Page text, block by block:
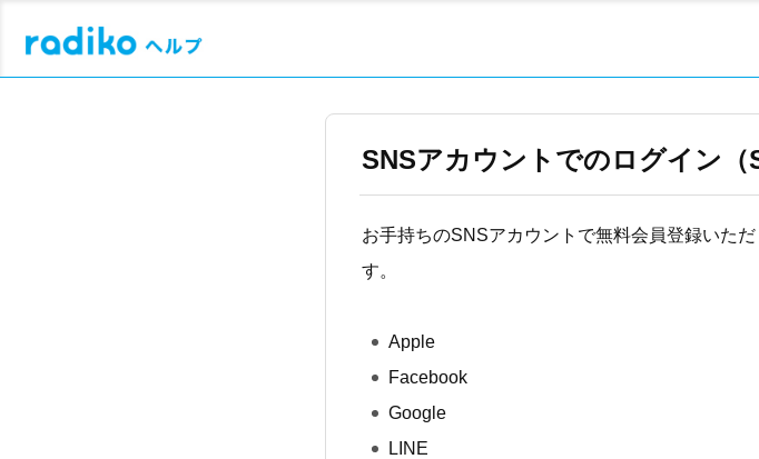
SNSアカウントでのログイン（
お手持ちのSNSアカウントで無料会員登録いた
す。
Apple
Facebook
Google
LINE